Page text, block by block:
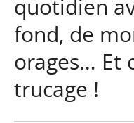
quotidien
fond, de
orages… Et
trucage !